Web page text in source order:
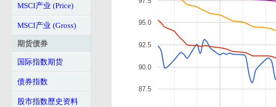
MSCI产业 (Price)
MSCI产业 (Gross)
期货债券
国际指数期货
债券指数
股市指数歷史资料
87.5
90.0
92.5
95.0